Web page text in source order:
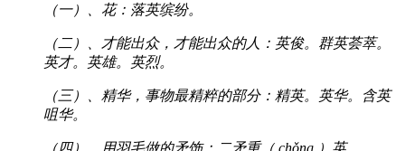
（一）、花：落英缤纷。
（二）、才能出众，才能出众的人：英俊。群英荟萃。
英才。英雄。英烈。
（三）、精华，事物最精粹的部分：精英。英华。含英
咀华。
（四）、用羽毛做的矛饰：二矛重（ chǒng ）英。